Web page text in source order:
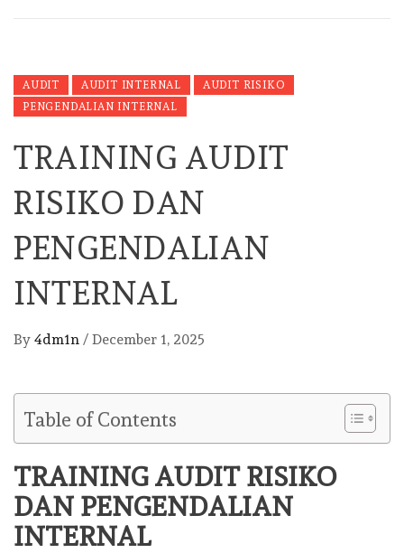
AUDIT AUDIT INTERNAL
AUDIT RISIKO
PENGENDALIAN INTERNAL
TRAINING AUDIT
RISIKO DAN
PENGENDALIAN
INTERNAL
By 4dm1n / December 1, 2025
Table of Contents
TRAINING AUDIT RISIKO
DAN PENGENDALIAN
INTERNAL